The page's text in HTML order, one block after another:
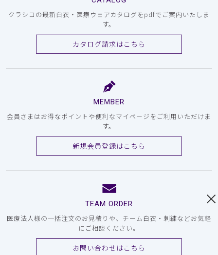
クラシコの最新白衣・医療ウェアカタログをpdfでご案内いたしま
す。
カタログ請求はこちら
MEMBER
会員さまはお得なポイントや便利なマイページをご利用いただけま
す。
新規会員登録はこちら
TEAM ORDER
医療法人様の一括注文のお見積りや、チーム白衣・刺繍などお気軽
にご相談ください。
お問い合わせはこちら